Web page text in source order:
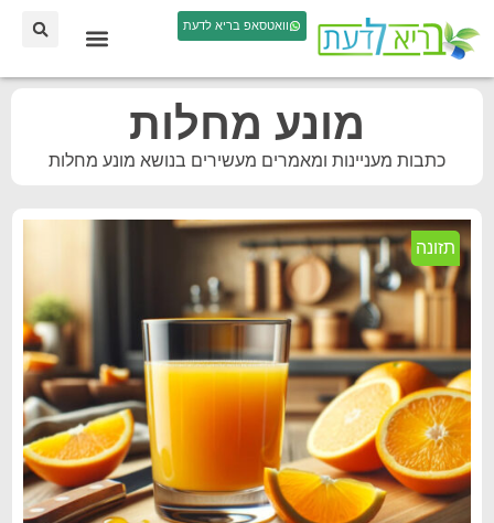
וואטסאפ בריא לדעת
מונע מחלות
כתבות מעניינות ומאמרים מעשירים בנושא מונע מחלות
תזונה